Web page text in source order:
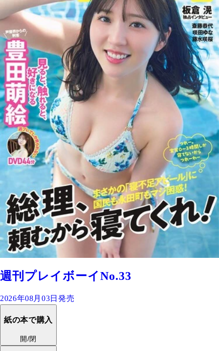
週刊プレイボーイNo.33
2026年08月03日発売
紙の本で購入
開/閉